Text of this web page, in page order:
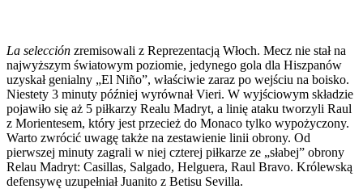
La selección zremisowali z Reprezentacją Włoch. Mecz nie stał na
najwyższym światowym poziomie, jedynego gola dla Hiszpanów
uzyskał genialny „El Niño”, właściwie zaraz po wejściu na boisko.
Niestety 3 minuty później wyrównał Vieri. W wyjściowym składzie
pojawiło się aż 5 piłkarzy Realu Madryt, a linię ataku tworzyli Raul
z Morientesem, który jest przecież do Monaco tylko wypożyczony.
Warto zwrócić uwagę także na zestawienie linii obrony. Od
pierwszej minuty zagrali w niej czterej piłkarze ze „słabej” obrony
Relau Madryt: Casillas, Salgado, Helguera, Raul Bravo. Królewską
defensywę uzupełniał Juanito z Betisu Sevilla.